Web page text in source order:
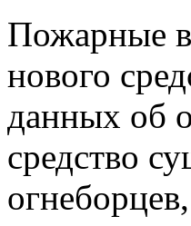
Пожарные
нового
данных об
средство